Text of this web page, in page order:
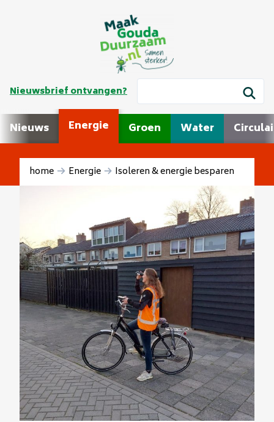
Nieuwsbrief ontvangen?
Nieuws Energie Groen Water
home Energie Isoleren & energie besparen